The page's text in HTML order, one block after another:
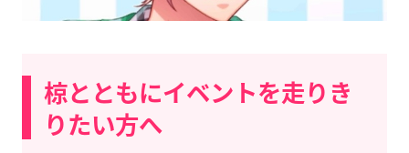
椋とともにイベントを走りき
りたい方へ